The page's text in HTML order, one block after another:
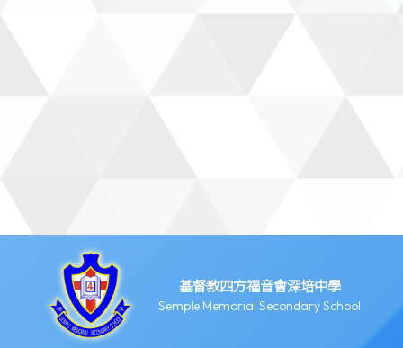
基督教四方福音會深培中學
Semple Memorial Secondary School